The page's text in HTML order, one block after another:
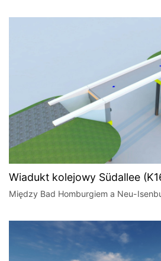
Wiadukt kolejowy Südallee
Między Bad Homburgiem a Neu-